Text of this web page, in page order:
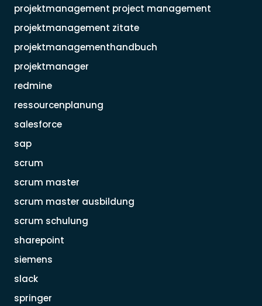
projektmanagement project management
projektmanagement zitate
projektmanagementhandbuch
projektmanager
redmine
ressourcenplanung
salesforce
sap
scrum
scrum master
scrum master ausbildung
scrum schulung
sharepoint
siemens
slack
springer